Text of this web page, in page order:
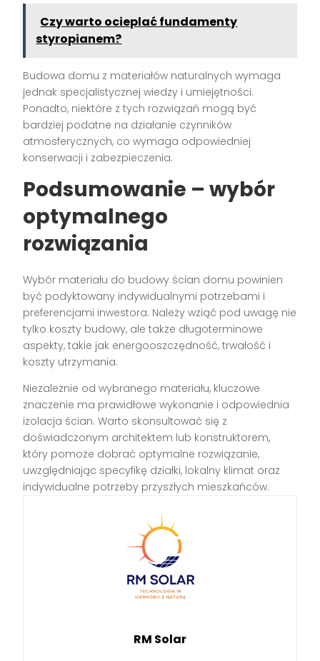
Czy warto ocieplać fundamenty
styropianem?
Budowa domu z materiałów naturalnych wymaga
jednak specjalistycznej wiedzy i umiejętności.
Ponadto, niektóre z tych rozwiązań mogą być
bardziej podatne na działanie czynników
atmosferycznych, co wymaga odpowiedniej
konserwacji i zabezpieczenia.
Podsumowanie – wybór
optymalnego
rozwiązania
Wybór materiału do budowy ścian domu powinien
być podyktowany indywidualnymi potrzebami i
preferencjami inwestora. Należy wziąć pod uwagę nie
tylko koszty budowy, ale także długoterminowe
aspekty, takie jak energooszczędność, trwałość i
koszty utrzymania.
Niezależnie od wybranego materiału, kluczowe
znaczenie ma prawidłowe wykonanie i odpowiednia
izolacja ścian. Warto skonsultować się z
doświadczonym architektem lub konstruktorem,
który pomoże dobrać optymalne rozwiązanie,
uwzględniając specyfikę działki, lokalny klimat oraz
indywidualne potrzeby przyszłych mieszkańców.
RM Solar